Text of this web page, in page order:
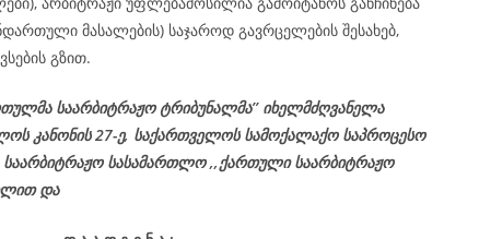
მასალების) საჯაროდ გავრცელების შესახებ,
გზით.
საარბიტრაჟო ტრიბუნალმა’’ იხელმძღვანელა
კანონის 27-ე, საქართველოს სამოქალაქო საპროცესო
საარბიტრაჟო სასამართლო ,,ქართული საარბიტრაჟო
და